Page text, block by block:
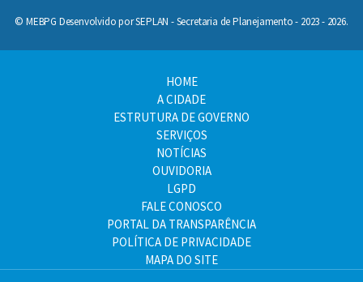
© MEBPG Desenvolvido por SEPLAN - Secretaria de Planejamento - 2023 - 2026.
HOME
A CIDADE
ESTRUTURA DE GOVERNO
SERVIÇOS
NOTÍCIAS
OUVIDORIA
LGPD
FALE CONOSCO
PORTAL DA TRANSPARÊNCIA
POLÍTICA DE PRIVACIDADE
MAPA DO SITE